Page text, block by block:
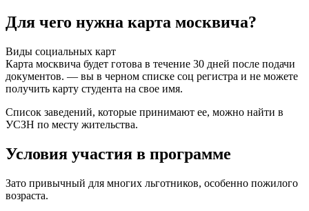
Для чего нужна карта москвича?
Виды социальных карт
Карта москвича будет готова в течение 30 дней после подачи
документов. — вы в черном списке соц регистра и не можете
получить карту студента на свое имя.
Список заведений, которые принимают ее, можно найти в
УСЗН по месту жительства.
Условия участия в программе
Зато привычный для многих льготников, особенно пожилого
возраста.